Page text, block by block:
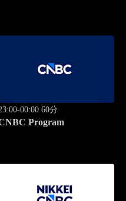
00:00 60分
Program